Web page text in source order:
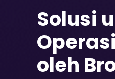
Solusi
oleh